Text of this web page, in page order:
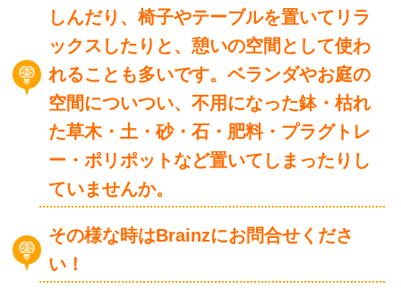
しんだり、椅子やテーブルを置いてリラ
ックスしたりと、憩いの空間として使わ
れることも多いです。ベランダやお庭の
空間についつい、不用になった鉢・枯れ
た草木・土・砂・石・肥料・プラグトレ
ー・ポリポットなど置いてしまったりし
ていませんか。
その様な時はBrainzにお問合せくださ
い！